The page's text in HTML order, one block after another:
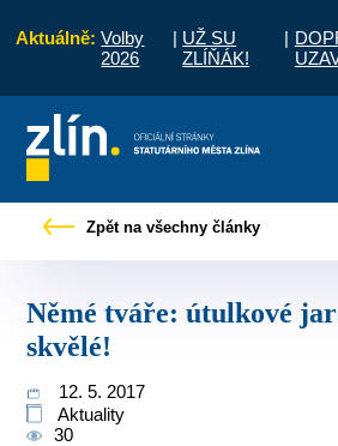
Aktuálně: Volby
2026
| UŽ SU
ZLÍŇÁK!
|
vyřídit Potřebuji zaplatit
Zpět na všechny články
Němé tváře: útulkové jaro bylo opět
skvělé!
12. 5. 2017
Aktuality
30